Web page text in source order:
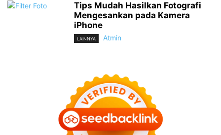
Tips Mudah Hasilkan Fotografi
Mengesankan pada Kamera
iPhone
LAINNYA Atmin